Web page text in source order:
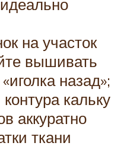
на участок
вышивать
назад»;
кальку
аккуратно
ткани